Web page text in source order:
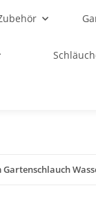
Gartenschlauch